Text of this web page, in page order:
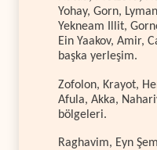
Yohay, Gorn,
Yekneam Illit,
Ein Yaakov, Amir,
başka yerleşim.
Zofolon, Krayot,
Afula, Akka,
bölgeleri.
Raghavim, Eyn